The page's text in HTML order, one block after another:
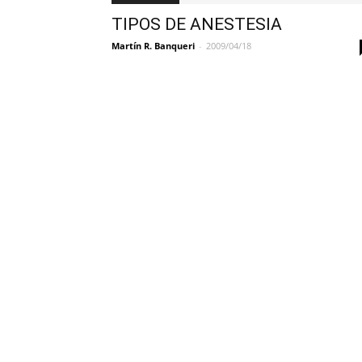
TIPOS DE ANESTESIA
Martín R. Banqueri - 2009/04/18